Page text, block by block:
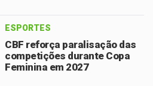
ESPORTES
CBF reforça paralisação das
competições durante Copa
Feminina em 2027